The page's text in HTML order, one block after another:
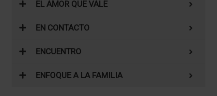
EL AMOR QUE VALE
EN CONTACTO
ENCUENTRO
ENFOQUE A LA FAMILIA